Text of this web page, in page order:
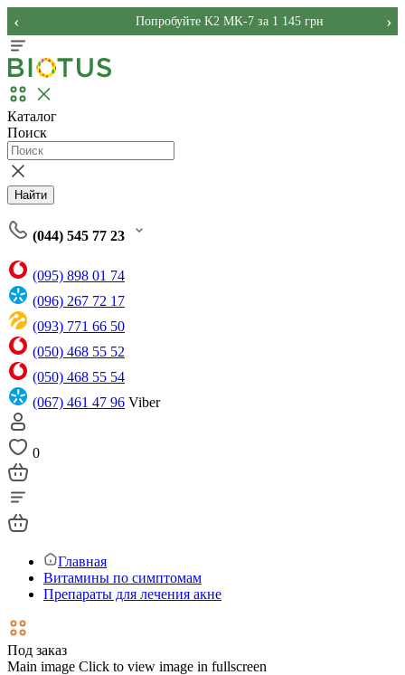
Попробуйте K2 MK-7 за 1 145 грн
‹ ›
Каталог
Поиск
Найти
(044) 545 77 23
(095) 898 01 74
(096) 267 72 17
(093) 771 66 50
(050) 468 55 52
(050) 468 55 54
(067) 461 47 96 Viber
0
Главная
Витамины по симптомам
Препараты для лечения акне
Под заказ
Main image Click to view image in fullscreen